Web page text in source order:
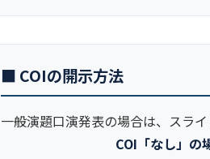
■ COIの開示方法
一般演題口演発表の場合は、スラ
COI「なし」の